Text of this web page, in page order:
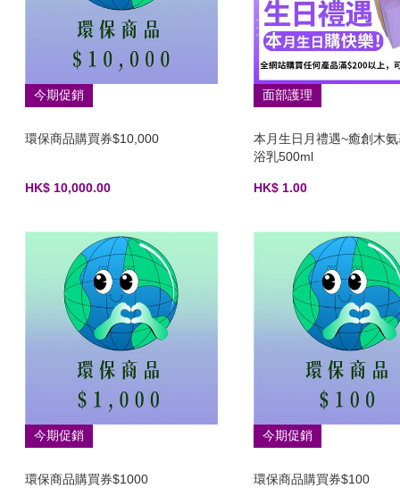
今期促銷
環保商品購買券$10,000
HK$ 10,000.00
面部護理
本月生日月禮遇~癒創木
浴乳500ml
HK$ 1.00
今期促銷
環保商品購買券$1000
今期促銷
環保商品購買券$100